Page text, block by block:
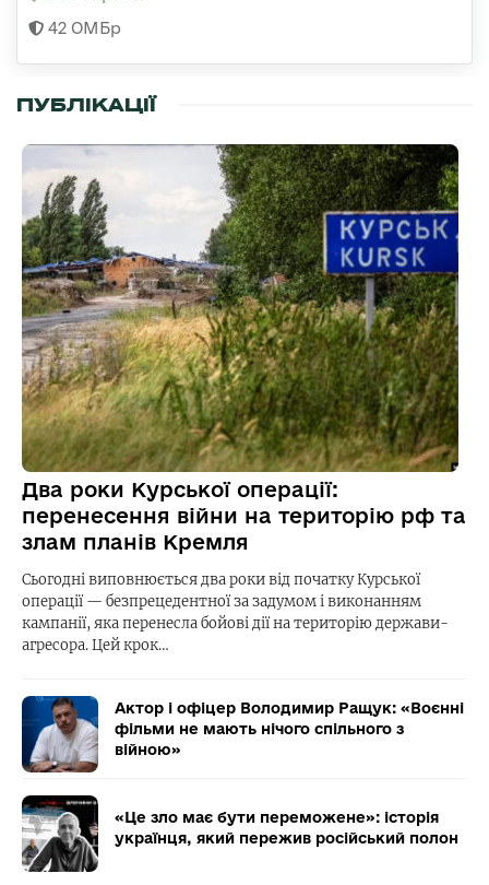
42 ОМБр
ПУБЛІКАЦІЇ
Два роки Курської операції:
перенесення війни на територію рф та
злам планів Кремля
Сьогодні виповнюється два роки від початку Курської
операції — безпрецедентної за задумом і виконанням
кампанії, яка перенесла бойові дії на територію держави-
агресора. Цей крок…
Актор і офіцер Володимир Ращук: «Воєнні
фільми не мають нічого спільного з
війною»
«Це зло має бути переможене»: історія
українця, який пережив російський полон